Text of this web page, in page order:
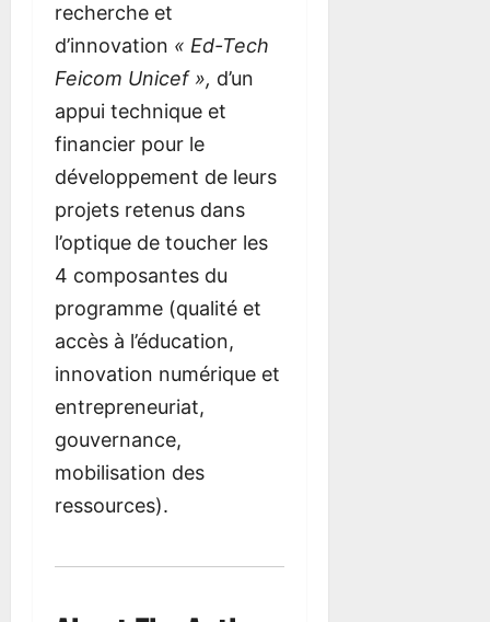
recherche et
d’innovation « Ed-Tech
Feicom Unicef », d’un
appui technique et
financier pour le
développement de leurs
projets retenus dans
l’optique de toucher les
4 composantes du
programme (qualité et
accès à l’éducation,
innovation numérique et
entrepreneuriat,
gouvernance,
mobilisation des
ressources).